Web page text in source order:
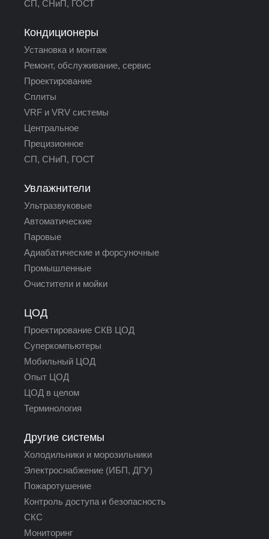
СП, СНиП, ГОСТ
Кондиционеры
Установка и монтаж
Ремонт, обслуживание, сервис
Проектирование
Сплиты
VRF и VRV системы
Центральное
Прецизионное
СП, СНиП, ГОСТ
Увлажнители
Ультразвуковые
Автоматические
Паровые
Адиабатические и форсуночные
Промышленные
Очистители и мойки
ЦОД
Проектирование СКВ ЦОД
Суперкомпьютеры
Мобильный ЦОД
Опыт ЦОД
ЦОД в целом
Терминология
Другие системы
Холодильники и морозильники
Электроснабжение (ИБП, ДГУ)
Пожаротушение
Контроль доступа и безопасность
СКС
Мониторинг